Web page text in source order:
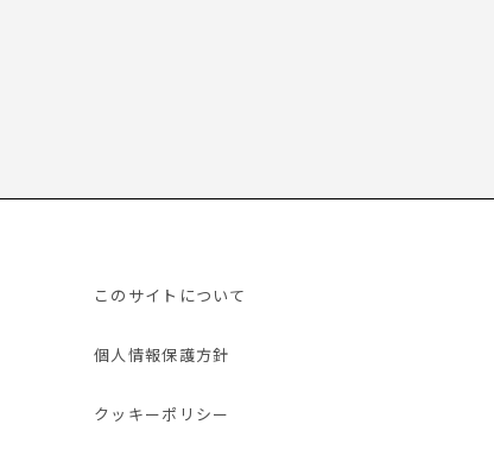
このサイトについて
個人情報保護方針
クッキーポリシー